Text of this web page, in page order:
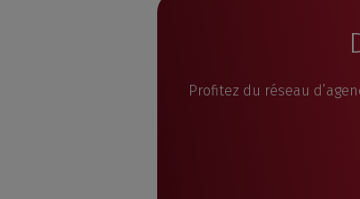
Profitez du réseau